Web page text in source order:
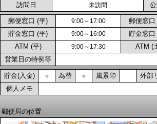
訪問日 未訪問
郵便窓口 (平) 9:00～17:00 郵便窓口
貯金窓口 (平) 9:00～16:00 貯金窓口
ATM (平) 9:00～17:30 ATM (
営業日の特例等
貯金(入金) ○ 為替 ○ 風景印 外部
個人メモ
郵便局の位置